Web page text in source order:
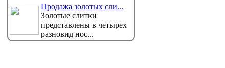
Продажа золотых сли...
Золотые слитки
представлены в четырех
разновид нос...